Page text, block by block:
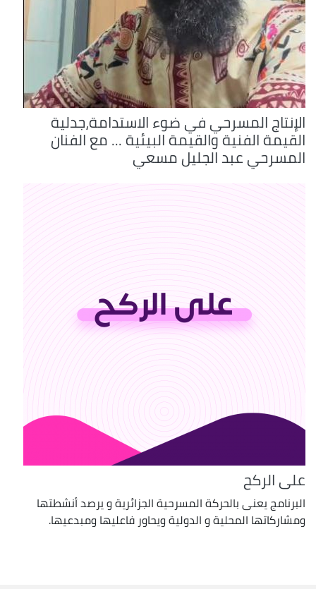
الإنتاج المسرحي في ضوء الاستدامة،جدلية
القيمة الفنية والقيمة البيئية ... مع الفنان
المسرحي عبد الجليل مسعي
على الركح
البرنامج يعنى بالحركة المسرحية الجزائرية و يرصد أنشطتها
ومشاركاتها المحلية و الدولية ويحاور فاعليها ومبدعيها.